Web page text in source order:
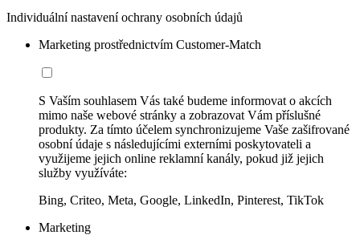
Individuální nastavení ochrany osobních údajů
Marketing prostřednictvím Customer-Match
S Vaším souhlasem Vás také budeme informovat o akcích
mimo naše webové stránky a zobrazovat Vám příslušné
produkty. Za tímto účelem synchronizujeme Vaše zašifrované
osobní údaje s následujícími externími poskytovateli a
využijeme jejich online reklamní kanály, pokud již jejich
služby využíváte:
Bing, Criteo, Meta, Google, LinkedIn, Pinterest, TikTok
Marketing